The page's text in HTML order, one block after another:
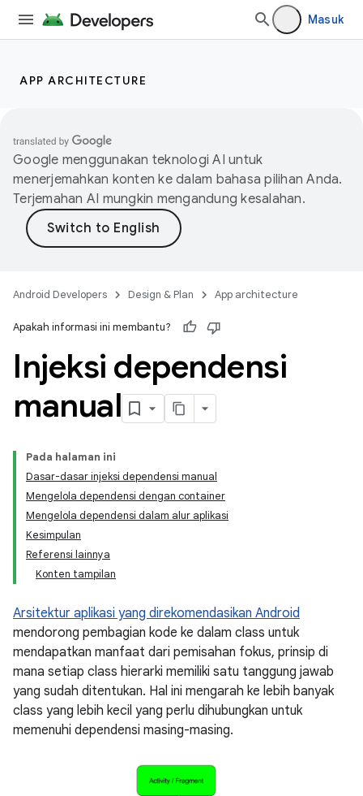
Masuk
APP ARCHITECTURE
Google menggunakan teknologi AI untuk
menerjemahkan konten ke dalam bahasa pilihan Anda.
Terjemahan AI mungkin mengandung kesalahan.
Android Developers Design & Plan App architecture
Apakah informasi ini membantu?
Injeksi dependensi
manual
Pada halaman ini
Dasar-dasar injeksi dependensi manual
Mengelola dependensi dengan container
Mengelola dependensi dalam alur aplikasi
Kesimpulan
Referensi lainnya
Konten tampilan
Arsitektur aplikasi yang direkomendasikan Android
mendorong pembagian kode ke dalam class untuk
mendapatkan manfaat dari pemisahan fokus, prinsip di
mana setiap class hierarki memiliki satu tanggung jawab
yang sudah ditentukan. Hal ini mengarah ke lebih banyak
class yang lebih kecil yang perlu dihubungkan untuk
memenuhi dependensi masing-masing.